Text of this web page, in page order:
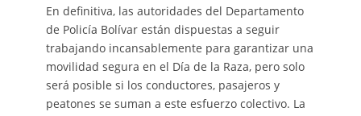
En definitiva, las autoridades del Departamento
de Policía Bolívar están dispuestas a seguir
trabajando incansablemente para garantizar una
movilidad segura en el Día de la Raza, pero solo
será posible si los conductores, pasajeros y
peatones se suman a este esfuerzo colectivo. La